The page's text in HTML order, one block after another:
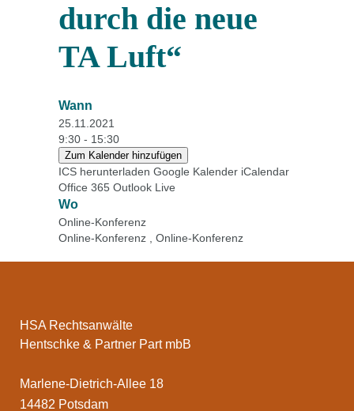
durch die neue
TA Luft“
Wann
25.11.2021
9:30 - 15:30
Zum Kalender hinzufügen
ICS herunterladen Google Kalender iCalendar
Office 365 Outlook Live
Wo
Online-Konferenz
Online-Konferenz , Online-Konferenz
HSA Rechtsanwälte
Hentschke & Partner Part mbB
Marlene-Dietrich-Allee 18
14482 Potsdam